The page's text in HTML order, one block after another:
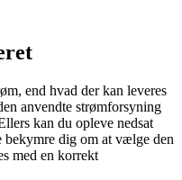
end hvad der kan leveres
anvendte strømforsyning
kan du opleve nedsat
dig om at vælge den
med en korrekt